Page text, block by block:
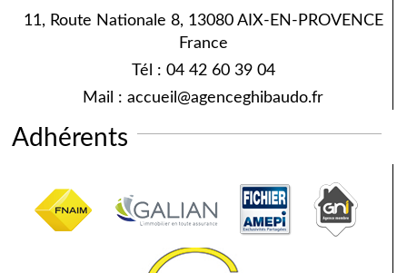
11, Route Nationale 8, 13080 AIX-EN-PROVENCE
France
Tél : 04 42 60 39 04
Mail : accueil@agenceghibaudo.fr
Adhérents